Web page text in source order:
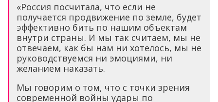
«Россия посчитала, что если не
получается продвижение по земле, будет
эффективно бить по нашим объектам
внутри страны. И мы так считаем, мы не
отвечаем, как бы нам ни хотелось, мы не
руководствуемся ни эмоциями, ни
желанием наказать.
Мы говорим о том, что с точки зрения
современной войны удары по